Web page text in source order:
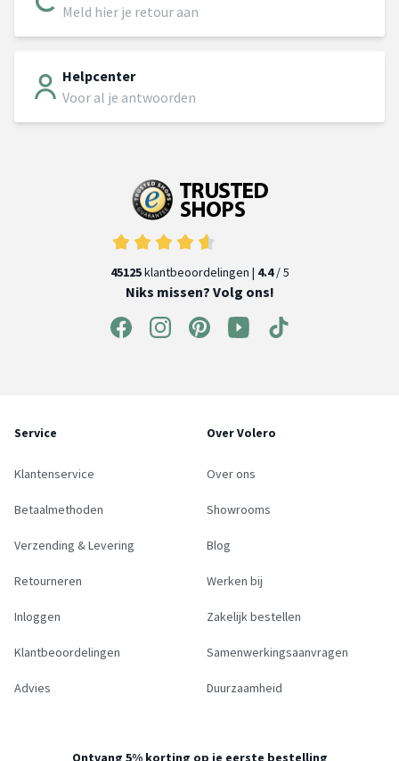
Meld hier je retour aan
Helpcenter
Voor al je antwoorden
45125klantbeoordelingen | 4.4/ 5
Niks missen? Volg ons!
Service
Klantenservice
Betaalmethoden
Verzending & Levering
Retourneren
Inloggen
Klantbeoordelingen
Advies
Over Volero
Over ons
Showrooms
Blog
Werken bij
Zakelijk bestellen
Samenwerkingsaanvragen
Duurzaamheid
Ontvang 5% korting op je eerste bestelling